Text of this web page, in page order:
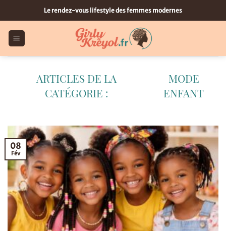
au
contenu
Le rendez-vous lifestyle des femmes modernes
MODE
ENFANT
08
Fév